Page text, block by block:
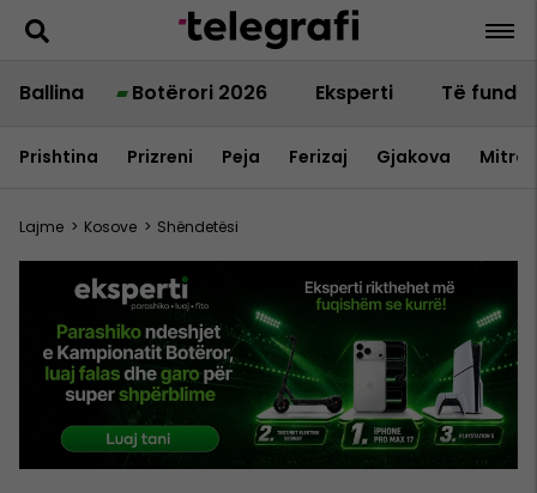
Ballina Botërori 2026 Eksperti Të fundit
Prishtina Prizreni Peja Ferizaj Gjakova
Lajme > Kosove > Shëndetësi